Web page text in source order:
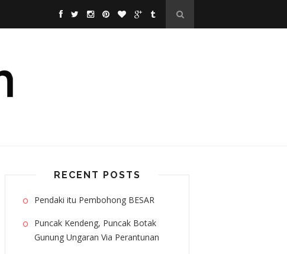
RECENT POSTS
Pendaki itu Pembohong BESAR
Puncak Kendeng, Puncak Botak
Gunung Ungaran Via Perantunan